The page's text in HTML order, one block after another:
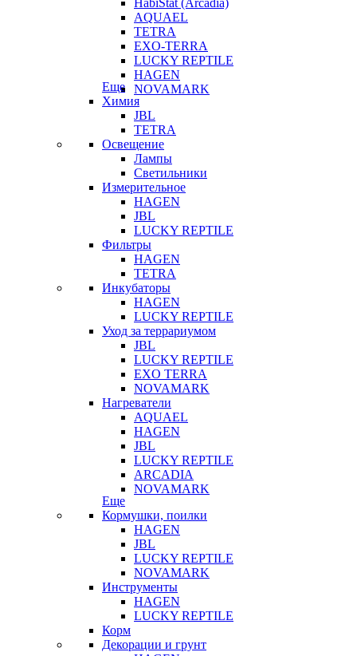
HabiStat (Arcadia)
AQUAEL
TETRA
EXO-TERRA
LUCKY REPTILE
HAGEN
NOVAMARK
Еще
Химия
JBL
TETRA
Освещение
Лампы
Светильники
Измерительное
HAGEN
JBL
LUCKY REPTILE
Фильтры
HAGEN
TETRA
Инкубаторы
HAGEN
LUCKY REPTILE
Уход за террариумом
JBL
LUCKY REPTILE
EXO TERRA
NOVAMARK
Нагреватели
AQUAEL
HAGEN
JBL
LUCKY REPTILE
ARCADIA
NOVAMARK
Еще
Кормушки, поилки
HAGEN
JBL
LUCKY REPTILE
NOVAMARK
Инструменты
HAGEN
LUCKY REPTILE
Корм
Декорации и грунт